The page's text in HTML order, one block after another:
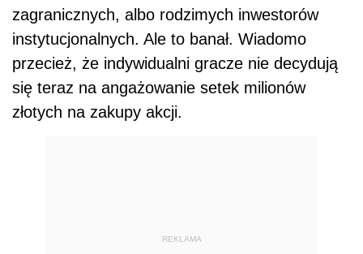
zagranicznych, albo rodzimych inwestorów
instytucjonalnych. Ale to banał. Wiadomo
przecież, że indywidualni gracze nie decydują
się teraz na angażowanie setek milionów
złotych na zakupy akcji.
REKLAMA